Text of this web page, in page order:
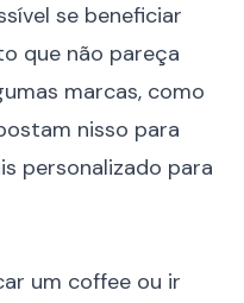
se beneficiar
que não pareça
marcas, como
nisso para
personalizado para
um coffee ou ir